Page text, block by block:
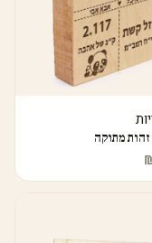
מתוקה